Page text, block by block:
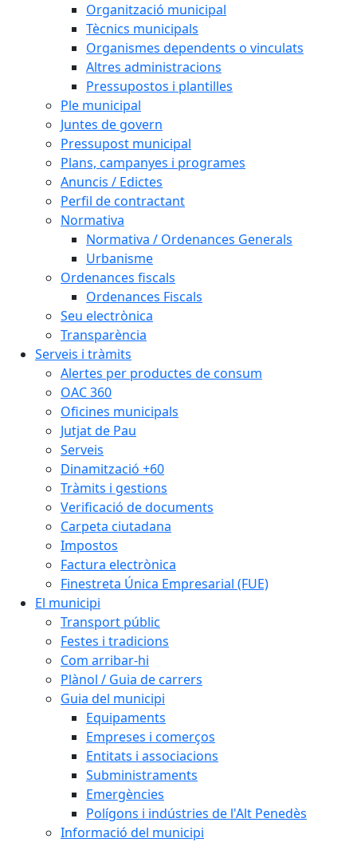
Organització municipal
Tècnics municipals
Organismes dependents o vinculats
Altres administracions
Pressupostos i plantilles
Ple municipal
Juntes de govern
Pressupost municipal
Plans, campanyes i programes
Anuncis / Edictes
Perfil de contractant
Normativa
Normativa / Ordenances Generals
Urbanisme
Ordenances fiscals
Ordenances Fiscals
Seu electrònica
Transparència
Serveis i tràmits
Alertes per productes de consum
OAC 360
Oficines municipals
Jutjat de Pau
Serveis
Dinamització +60
Tràmits i gestions
Verificació de documents
Carpeta ciutadana
Impostos
Factura electrònica
Finestreta Única Empresarial (FUE)
El municipi
Transport públic
Festes i tradicions
Com arribar-hi
Plànol / Guia de carrers
Guia del municipi
Equipaments
Empreses i comerços
Entitats i associacions
Subministraments
Emergències
Polígons i indústries de l'Alt Penedès
Informació del municipi